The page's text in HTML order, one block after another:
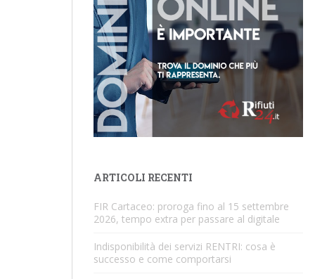
ARTICOLI RECENTI
FIR Cartaceo: proroga fino al 15 settembre
2026, tempo extra per passare al digitale
Indisponibilità dei servizi RENTRI: cosa è
successo e come comportarsi